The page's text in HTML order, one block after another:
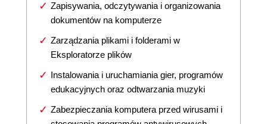
Zapisywania, odczytywania i organizowania
dokumentów na komputerze
Zarządzania plikami i folderami w
Eksploratorze plików
Instalowania i uruchamiania gier, programów
edukacyjnych oraz odtwarzania muzyki
Zabezpieczania komputera przed wirusami i